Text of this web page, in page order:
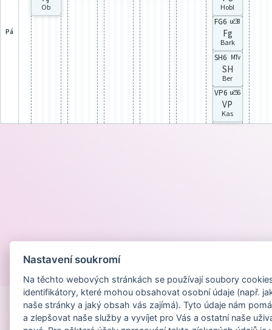
pá
Ob Hobl
FG6 uč38
Fg
Bark
SH6 MTv
SH
Ber
VP6 uč56
VP
Kas
Nastavení soukromí
Na těchto webových stránkách se používají soubory
identifikátory, které mohou obsahovat osobní údaje (např.
naše stránky a jaký obsah vás zajímá). Tyto údaje nám
a zlepšovat naše služby a vyvíjet pro Vás a ostatní naše